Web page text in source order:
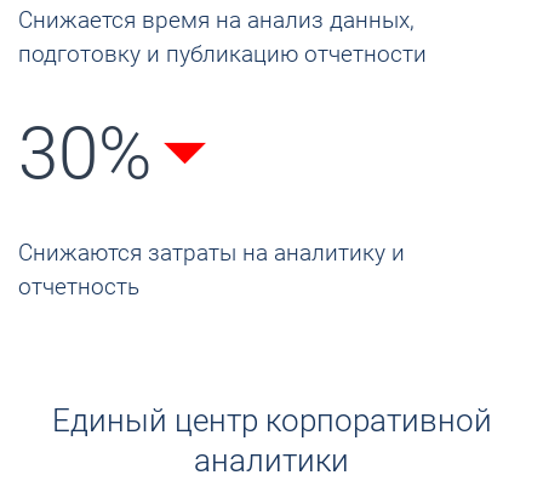
Снижается время на анализ данных,
подготовку и публикацию отчетности
30%
Снижаются затраты на аналитику и
отчетность
Единый центр корпоративной
аналитики